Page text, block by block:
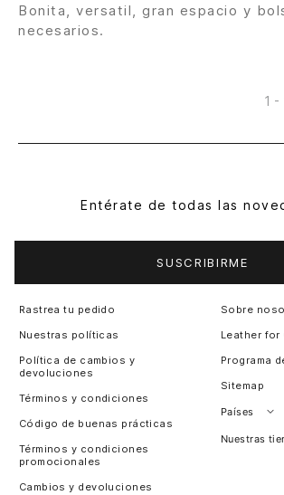
Bonita, versatil, gran espacio y
necesarios.
1 -
Entérate de todas las
SUSCRIBIRME
Rastrea tu pedido
Nuestras políticas
Política de cambios y
devoluciones
Términos y condiciones
Código de buenas prácticas
Términos y condiciones
promocionales
Cambios y devoluciones
Sobre
Leather for
Programa
Sitemap
Países
Perú
Nuestras